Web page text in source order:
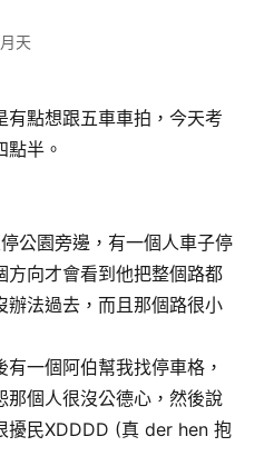
有點想跟五車車拍，今天考
點半。
公園旁邊，有一個人車子停
方向才會看到他把整個路都
辦法過去，而且那個路很小
一個阿伯幫我找停車格，
那個人很沒公德心，然後說
擾民XDDDD (真 der hen 抱
天